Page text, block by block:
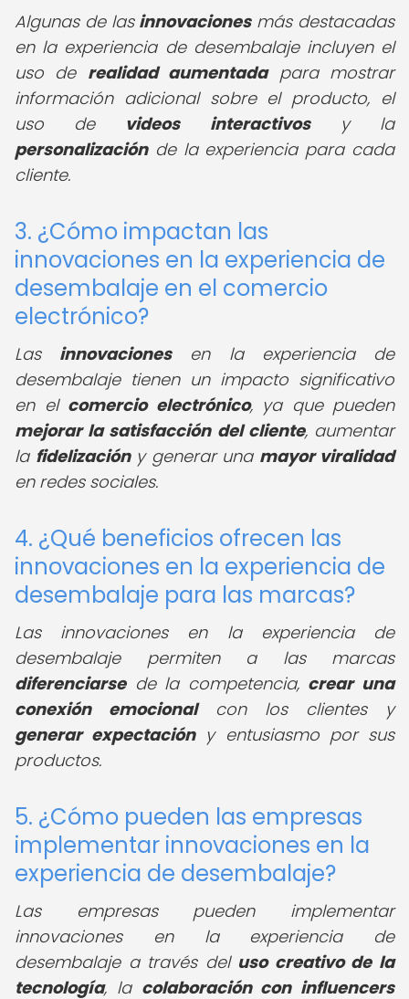
Algunas de las innovacionesmás destacadas
en la experiencia de desembalaje incluyen el
uso de realidad aumentadapara mostrar
información adicional sobre el producto, el
uso de videos interactivosy la
personalizaciónde la experiencia para cada
cliente.
3. ¿Cómo impactan las
innovaciones en la experiencia de
desembalaje en el comercio
electrónico?
Las innovacionesen la experiencia de
desembalaje tienen un impacto significativo
en el comercio electrónico, ya que pueden
mejorar la satisfacción del cliente, aumentar
la fidelizacióny generar una mayor viralidad
en redes sociales.
4. ¿Qué beneficios ofrecen las
innovaciones en la experiencia de
desembalaje para las marcas?
Las innovaciones en la experiencia de
desembalaje permiten a las marcas
diferenciarsede la competencia, crear una
conexión emocionalcon los clientes y
generar expectacióny entusiasmo por sus
productos.
5. ¿Cómo pueden las empresas
implementar innovaciones en la
experiencia de desembalaje?
Las empresas pueden implementar
innovaciones en la experiencia de
desembalaje a través del uso creativo de la
tecnología, la colaboración con influencers